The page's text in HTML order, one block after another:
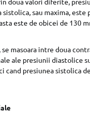
sau maxima,
este de obicei de 130
masoara intre doua
ale presiunii diastolice
presiunea sistolica